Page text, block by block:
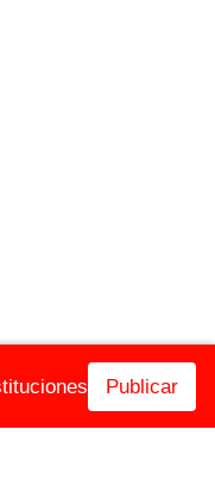
Publicar